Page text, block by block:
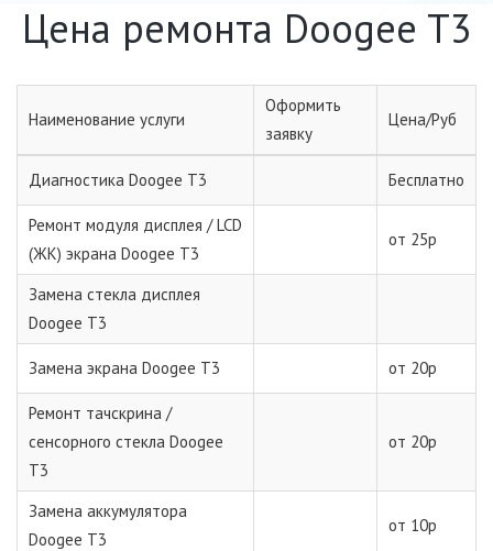
Цена ремонта Doogee T3
Наименование услуги
Оформить
заявку
Цена/Руб
Диагностика Doogee T3 Бесплатно
Ремонт модуля дисплея / LCD
(ЖК) экрана Doogee T3
от 25р
Замена стекла дисплея
Doogee T3
Замена экрана Doogee T3 от 20р
Ремонт тачскрина /
сенсорного стекла Doogee
T3
от 20р
Замена аккумулятора
Doogee T3
от 10р